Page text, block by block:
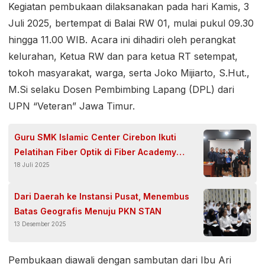
Kegiatan pembukaan dilaksanakan pada hari Kamis, 3
Juli 2025, bertempat di Balai RW 01, mulai pukul 09.30
hingga 11.00 WIB. Acara ini dihadiri oleh perangkat
kelurahan, Ketua RW dan para ketua RT setempat,
tokoh masyarakat, warga, serta Joko Mijiarto, S.Hut.,
M.Si selaku Dosen Pembimbing Lapang (DPL) dari
UPN “Veteran” Jawa Timur.
Guru SMK Islamic Center Cirebon Ikuti
Pelatihan Fiber Optik di Fiber Academy
Bandung
18 Juli 2025
Dari Daerah ke Instansi Pusat, Menembus
Batas Geografis Menuju PKN STAN
13 Desember 2025
Pembukaan diawali dengan sambutan dari Ibu Ari